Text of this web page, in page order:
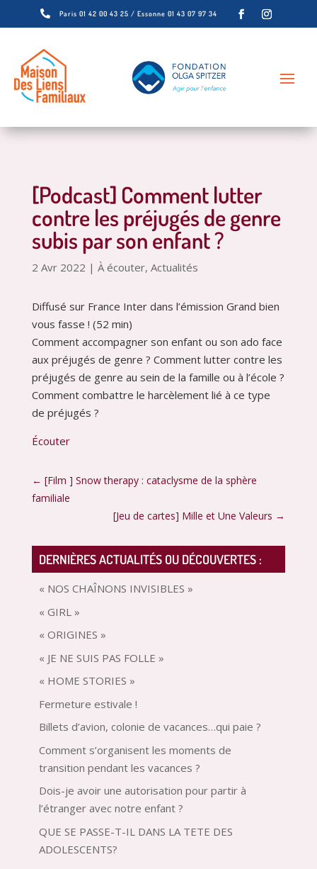
 Paris 01 42 00 43 25 / Essonne 01 43 07 97 34
[Podcast] Comment lutter
contre les préjugés de genre
subis par son enfant ?
2 Avr 2022 | À écouter, Actualités
Diffusé sur France Inter dans l’émission Grand bien
vous fasse ! (52 min)
Comment accompagner son enfant ou son ado face
aux préjugés de genre ? Comment lutter contre les
préjugés de genre au sein de la famille ou à l’école ?
Comment combattre le harcèlement lié à ce type
de préjugés ?
Écouter
← [Film ] Snow therapy : cataclysme de la sphère
familiale
[Jeu de cartes] Mille et Une Valeurs →
DERNIÈRES ACTUALITÉS OU DÉCOUVERTES :
« NOS CHAÎNONS INVISIBLES »
« GIRL »
« ORIGINES »
« JE NE SUIS PAS FOLLE »
« HOME STORIES »
Fermeture estivale !
Billets d’avion, colonie de vacances…qui paie ?
Comment s’organisent les moments de
transition pendant les vacances ?
Dois-je avoir une autorisation pour partir à
l’étranger avec notre enfant ?
QUE SE PASSE-T-IL DANS LA TETE DES
ADOLESCENTS?